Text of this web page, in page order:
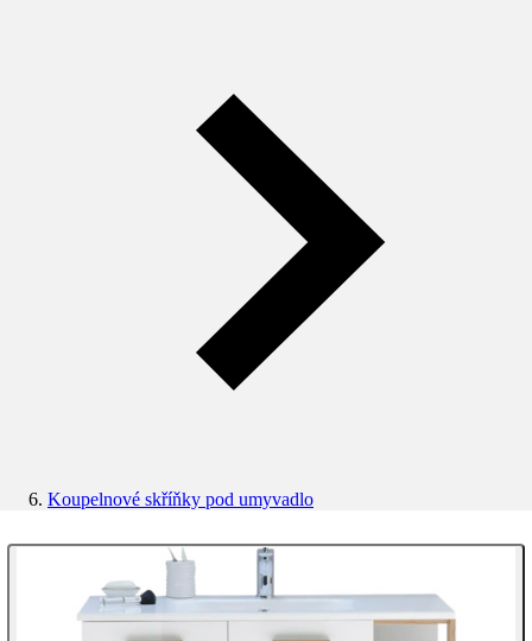
Koupelnové skříňky pod umyvadlo